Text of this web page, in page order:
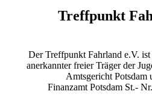
Treffpunkt
Der Treffpunkt Fahrland e.V.
anerkannter freier Träger der
Amtsgericht Potsdam
Finanzamt Potsdam St.-